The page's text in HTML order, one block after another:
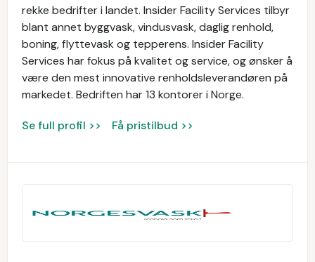
rekke bedrifter i landet. Insider Facility Services tilbyr
blant annet byggvask, vindusvask, daglig renhold,
boning, flyttevask og tepperens. Insider Facility
Services har fokus på kvalitet og service, og ønsker å
være den mest innovative renholdsleverandøren på
markedet. Bedriften har 13 kontorer i Norge.
Se full profil >> Få pristilbud >>